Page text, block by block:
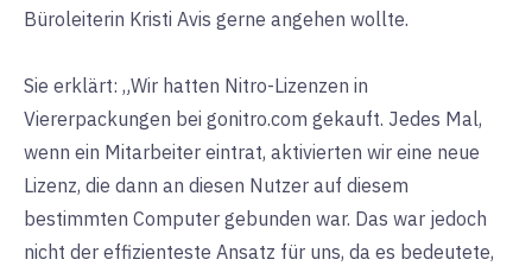
Büroleiterin Kristi Avis gerne angehen wollte.
Sie erklärt: „Wir hatten Nitro-Lizenzen in
Viererpackungen bei gonitro.com gekauft. Jedes Mal,
wenn ein Mitarbeiter eintrat, aktivierten wir eine neue
Lizenz, die dann an diesen Nutzer auf diesem
bestimmten Computer gebunden war. Das war jedoch
nicht der effizienteste Ansatz für uns, da es bedeutete,